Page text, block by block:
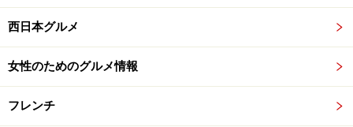
西日本グルメ
女性のためのグルメ情報
フレンチ